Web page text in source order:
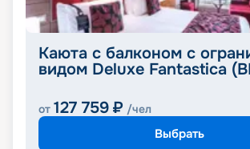
Каюта с балконом с
видом Deluxe Fantastica
от 127 759 ₽ /чел
Выбрать